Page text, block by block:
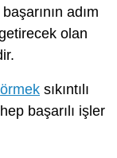
başarının adım
olan
sıkıntılı
başarılı işler